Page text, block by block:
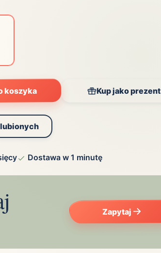
koszyka Kup jako prezent
Dostawa w 1 minutę
Zapytaj